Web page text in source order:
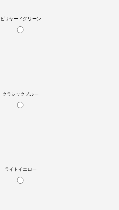
ビリヤードグリーン
クラシックブルー
ライトイエロー